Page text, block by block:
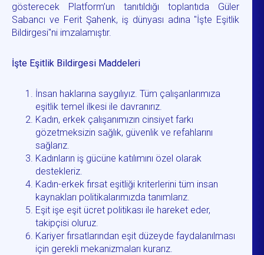
gösterecek Platform’un tanıtıldığı toplantıda Güler
Sabancı ve Ferit Şahenk, iş dünyası adına "İşte Eşitlik
Bildirgesi"ni imzalamıştır.
İşte Eşitlik Bildirgesi Maddeleri
İnsan haklarına saygılıyız. Tüm çalışanlarımıza
eşitlik temel ilkesi ile davranırız.
Kadın, erkek çalışanımızın cinsiyet farkı
gözetmeksizin sağlık, güvenlik ve refahlarını
sağlarız.
Kadınların iş gücüne katılımını özel olarak
destekleriz.
Kadın-erkek fırsat eşitliği kriterlerini tüm insan
kaynakları politikalarımızda tanımlarız.
Eşit işe eşit ücret politikası ile hareket eder,
takipçisi oluruz.
Kariyer fırsatlarından eşit düzeyde faydalanılması
için gerekli mekanizmaları kurarız.